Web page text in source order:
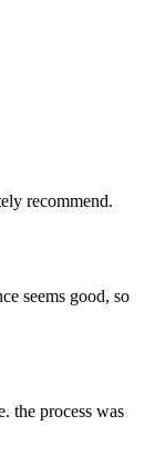
recommend.
seems good, so
the process was